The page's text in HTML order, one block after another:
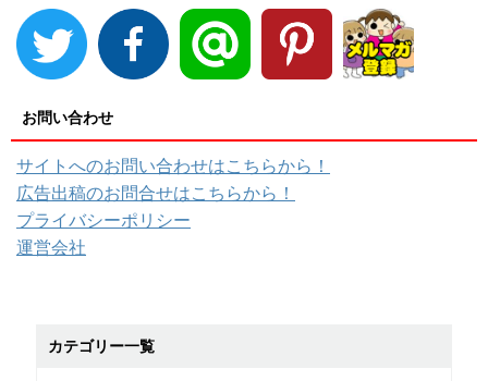
お問い合わせ
サイトへのお問い合わせはこちらから！
広告出稿のお問合せはこちらから！
プライバシーポリシー
運営会社
カテゴリー一覧